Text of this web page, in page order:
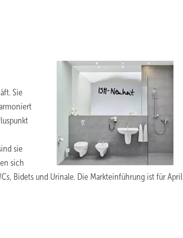
Sie
sie
sich
Bidets und Urinale. Die Markteinführung ist für April